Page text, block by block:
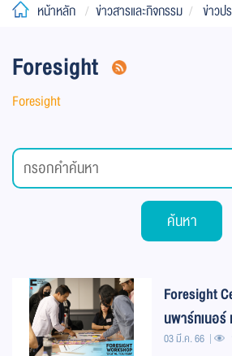
หน้าหลัก ข่าวสารและกิจกรรม ข่าวป
Foresight
Foresight
ค้นหา
Foresight
นพาร์ทเนอ
การใช้ดิจิทัลใ
03 มี.ค. 66